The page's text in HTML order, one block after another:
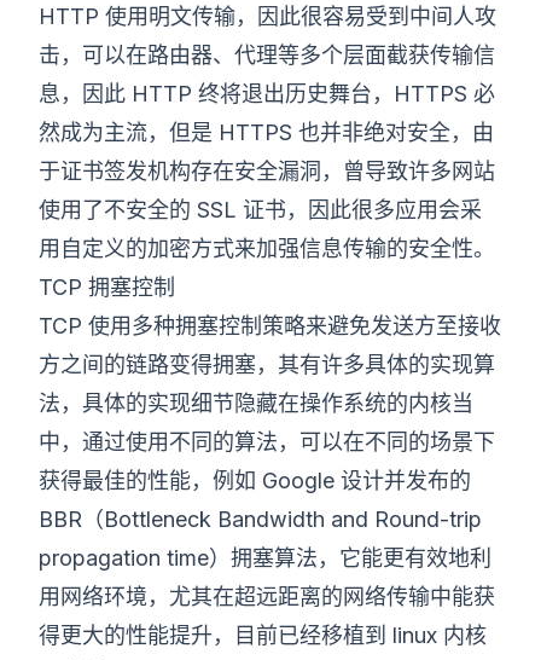
HTTP 使用明文传输，因此很容易受到中间人攻
击，可以在路由器、代理等多个层面截获传输信
息，因此 HTTP 终将退出历史舞台，HTTPS 必
然成为主流，但是 HTTPS 也并非绝对安全，由
于证书签发机构存在安全漏洞，曾导致许多网站
使用了不安全的 SSL 证书，因此很多应用会采
用自定义的加密方式来加强信息传输的安全性。
TCP 拥塞控制
TCP 使用多种拥塞控制策略来避免发送方至接收
方之间的链路变得拥塞，其有许多具体的实现算
法，具体的实现细节隐藏在操作系统的内核当
中，通过使用不同的算法，可以在不同的场景下
获得最佳的性能，例如 Google 设计并发布的
BBR（Bottleneck Bandwidth and Round-trip
propagation time）拥塞算法，它能更有效地利
用网络环境，尤其在超远距离的网络传输中能获
得更大的性能提升，目前已经移植到 linux 内核